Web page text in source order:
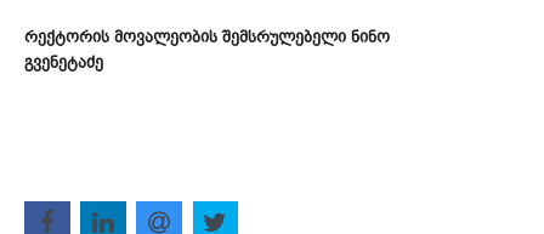
რექტორის მოვალეობის შემსრულებელი ნინო
გვენეტაძე